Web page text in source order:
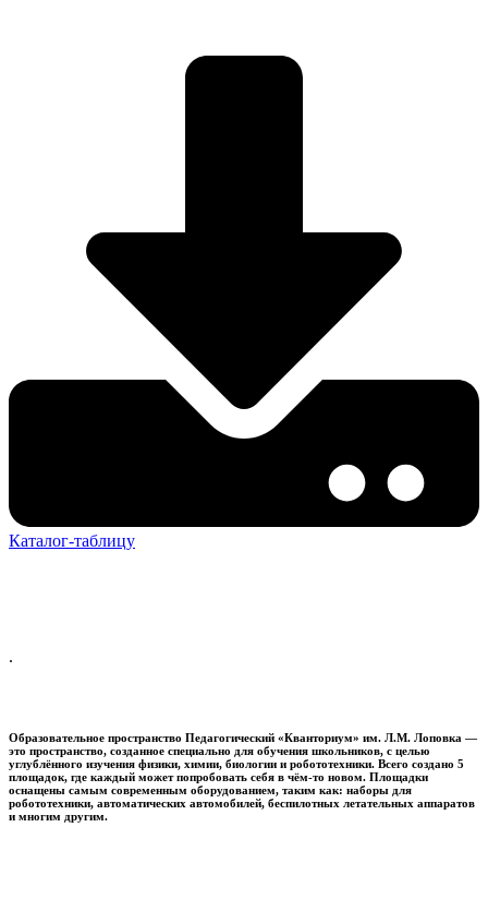
Каталог-таблицу
.
Образовательное пространство Педагогический «Кванториум» им. Л.М. Лоповка —
это пространство, созданное специально для обучения школьников, с целью
углублённого изучения физики, химии, биологии и робототехники. Всего создано 5
площадок, где каждый может попробовать себя в чём-то новом. Площадки
оснащены самым современным оборудованием, таким как: наборы для
робототехники, автоматических автомобилей, беспилотных летательных аппаратов
и многим другим.